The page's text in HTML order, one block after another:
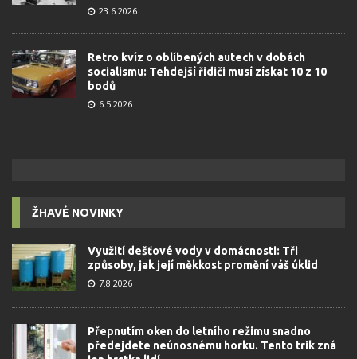
23.6.2026
Retro kvíz o oblíbených autech v dobách
socialismu: Tehdejší řidiči musí získat 10 z 10
bodů
6.5.2026
ŽHAVÉ NOVINKY
Využití dešťové vody v domácnosti: Tři
způsoby, jak její měkkost promění váš úklid
7.8.2026
Přepnutím oken do letního režimu snadno
předejdete neúnosnému horku. Tento trik zná